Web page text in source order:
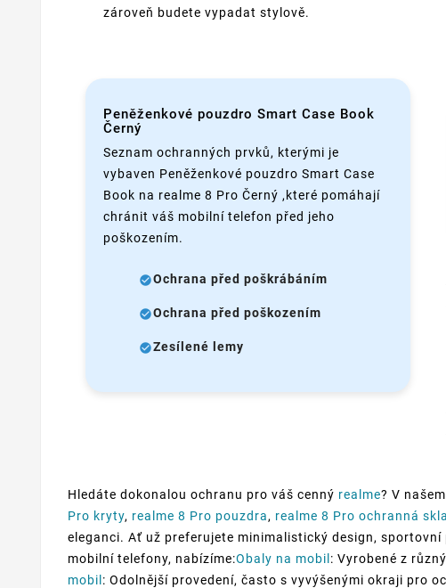
zároveň budete vypadat stylově.
Peněženkové pouzdro Smart Case Book
Černý
Seznam ochranných prvků, kterými je
vybaven Peněženkové pouzdro Smart Case
Book na realme 8 Pro Černý ,které pomáhají
chránit váš mobilní telefon před jeho
poškozením.
Ochrana před poškrábáním
Ochrana před poškozením
Zesílené lemy
Hledáte dokonalou ochranu pro váš cenný realme? V
Pro kryty, realme 8 Pro pouzdra, realme 8 Pro ochranná skla
eleganci. Ať už preferujete minimalistický design,
mobilní telefony, nabízíme:Obaly na mobil: Vyrobené z
mobil: Odolnější provedení, často s vyvýšenými okraji pro